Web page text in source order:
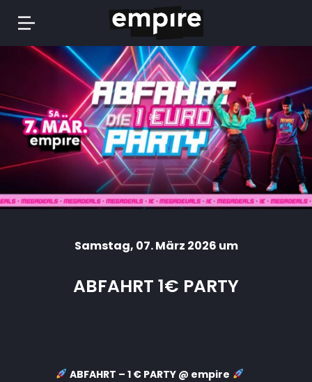
Springe
Samstag, 07. März 2026 um
ABFAHRT 1€ PARTY
ABFAHRT – 1 € PARTY @ empire